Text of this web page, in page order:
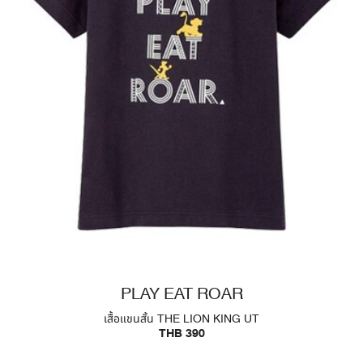
PLAY EAT ROAR
เสื้อแขนสั้น THE LION KING UT
THB 390